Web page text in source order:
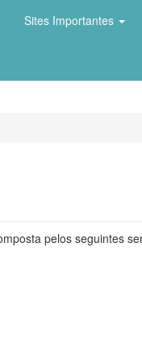
Sites Importantes
pelos seguintes